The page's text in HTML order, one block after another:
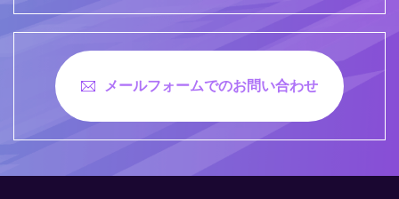
メールフォームでのお問い合わせ